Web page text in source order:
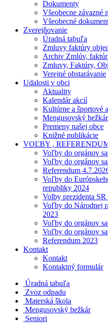
Dokumenty
Všeobecne závazné
Všeobecné
Zverejňovanie
Úradná tabuľa
Zmluvy faktúry
Archiv Zmlúv,
Zmluvy, Faktúry,
Verejné obstarávanie
Udalosti v obci
Aktuality
Kalendár akcií
Kultúrne a športové
Mengusovský bežkár
Premeny našej obce
Knižné publikácie
VOĽBY ,
Voľby do orgánov
Voľby do orgánov
Referendum
Voľby do
republiky 2024
Volby prezidenta SR
Voľby do Národnej
2023
Voľby do orgánov
Voľby do orgánov
Referendum 2023
Kontakt
Kontakt
Kontaktný formulár
Úradná tabuľa
Zvoz odpadu
Materská škola
Mengusovský bežkár
Seniori